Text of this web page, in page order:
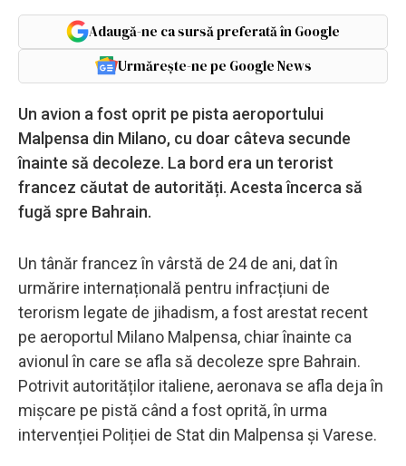
Adaugă-ne ca sursă preferată în Google
Urmărește-ne pe Google News
Un avion a fost oprit pe pista aeroportului
Malpensa din Milano, cu doar câteva secunde
înainte să decoleze. La bord era un terorist
francez căutat de autorități. Acesta încerca să
fugă spre Bahrain.
Un tânăr francez în vârstă de 24 de ani, dat în
urmărire internațională pentru infracțiuni de
terorism legate de jihadism, a fost arestat recent
pe aeroportul Milano Malpensa, chiar înainte ca
avionul în care se afla să decoleze spre Bahrain.
Potrivit autorităților italiene, aeronava se afla deja în
mișcare pe pistă când a fost oprită, în urma
intervenției Poliției de Stat din Malpensa și Varese.